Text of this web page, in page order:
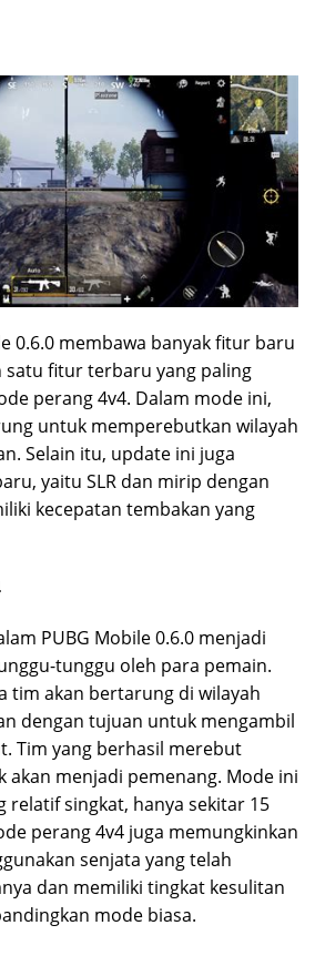
0.6.0 membawa banyak fitur baru
satu fitur terbaru yang paling
perang 4v4. Dalam mode ini,
untuk memperebutkan wilayah
Selain itu, update ini juga
yaitu SLR dan mirip dengan
kecepatan tembakan yang
PUBG Mobile 0.6.0 menjadi
tunggu oleh para pemain.
tim akan bertarung di wilayah
dengan tujuan untuk mengambil
Tim yang berhasil merebut
akan menjadi pemenang. Mode ini
relatif singkat, hanya sekitar 15
perang 4v4 juga memungkinkan
senjata yang telah
dan memiliki tingkat kesulitan
mode biasa.